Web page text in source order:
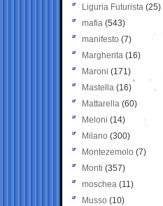
Liguria Futurista (25)
mafia (543)
manifesto (7)
Margherita (16)
Maroni (171)
Mastella (16)
Mattarella (60)
Meloni (14)
Milano (300)
Montezemolo (7)
Monti (357)
moschea (11)
Musso (10)